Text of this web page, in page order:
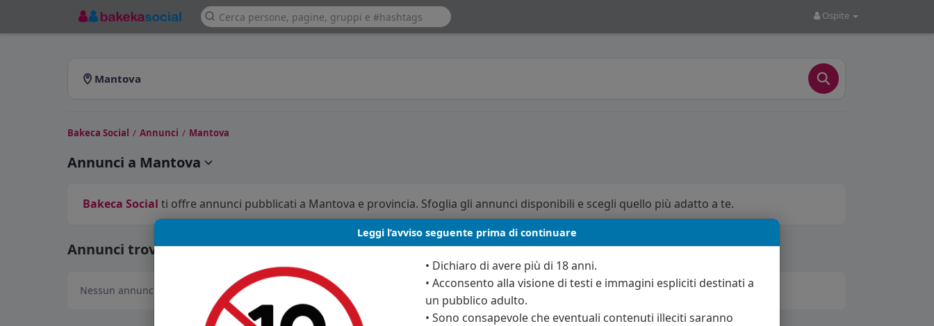
Ospite
Mantova
Bakeca Social / Annunci / Mantova
Annunci a Mantova
Bakeca Social ti offre annunci pubblicati a Mantova e provincia. Sfoglia gli annunci disponibili e scegli quello più adatto a te.
Annunci trovati: 0
Nessun annuncio disponibile in questa sezione.
Leggi l’avviso seguente prima di continuare
• Dichiaro di avere più di 18 anni.
• Acconsento alla visione di testi e immagini espliciti destinati a
un pubblico adulto.
• Sono consapevole che eventuali contenuti illeciti saranno